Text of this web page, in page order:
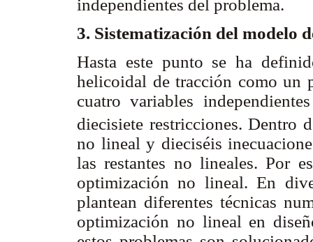
independientes del problema.
3. Sistematización del modelo
Hasta este punto se ha
helicoidal de tracción como un
cuatro variables
diecisiete restricciones. Dentro
no lineal y dieciséis
las restantes no lineales. Por
optimización no lineal. En
plantean diferentes técnicas
optimización no lineal en